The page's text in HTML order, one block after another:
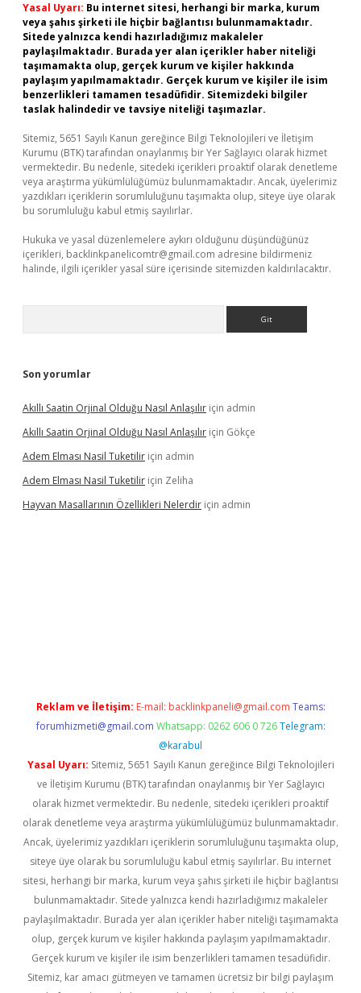
Yasal Uyarı: Bu internet sitesi, herhangi bir marka, kurum
veya şahıs şirketi ile hiçbir bağlantısı bulunmamaktadır.
Sitede yalnızca kendi hazırladığımız makaleler
paylaşılmaktadır. Burada yer alan içerikler haber niteliği
taşımamakta olup, gerçek kurum ve kişiler hakkında
paylaşım yapılmamaktadır. Gerçek kurum ve kişiler ile isim
benzerlikleri tamamen tesadüfidir. Sitemizdeki bilgiler
taslak halindedir ve tavsiye niteliği taşımazlar.
Sitemiz, 5651 Sayılı Kanun gereğince Bilgi Teknolojileri ve İletişim
Kurumu (BTK) tarafından onaylanmış bir Yer Sağlayıcı olarak hizmet
vermektedir. Bu nedenle, sitedeki içerikleri proaktif olarak denetleme
veya araştırma yükümlülüğümüz bulunmamaktadır. Ancak, üyelerimiz
yazdıkları içeriklerin sorumluluğunu taşımakta olup, siteye üye olarak
bu sorumluluğu kabul etmiş sayılırlar.
Hukuka ve yasal düzenlemelere aykırı olduğunu düşündüğünüz
içerikleri, backlinkpanelicomtr@gmail.com adresine bildirmeniz
halinde, ilgili içerikler yasal süre içerisinde sitemizden kaldırılacaktır.
Son yorumlar
Akıllı Saatin Orjinal Olduğu Nasıl Anlaşılır için admin
Akıllı Saatin Orjinal Olduğu Nasıl Anlaşılır için Gökçe
Adem Elması Nasil Tuketilir için admin
Adem Elması Nasil Tuketilir için Zeliha
Hayvan Masallarının Özellikleri Nelerdir için admin
Reklam ve İletişim: E-mail: backlinkpaneli@gmail.com Teams:
forumhizmeti@gmail.com Whatsapp: 0262 606 0 726 Telegram:
@karabul
Yasal Uyarı: Sitemiz, 5651 Sayılı Kanun gereğince Bilgi Teknolojileri
ve İletişim Kurumu (BTK) tarafından onaylanmış bir Yer Sağlayıcı
olarak hizmet vermektedir. Bu nedenle, sitedeki içerikleri proaktif
olarak denetleme veya araştırma yükümlülüğümüz bulunmamaktadır.
Ancak, üyelerimiz yazdıkları içeriklerin sorumluluğunu taşımakta olup,
siteye üye olarak bu sorumluluğu kabul etmiş sayılırlar. Bu internet
sitesi, herhangi bir marka, kurum veya şahıs şirketi ile hiçbir bağlantısı
bulunmamaktadır. Sitede yalnızca kendi hazırladığımız makaleler
paylaşılmaktadır. Burada yer alan içerikler haber niteliği taşımamakta
olup, gerçek kurum ve kişiler hakkında paylaşım yapılmamaktadır.
Gerçek kurum ve kişiler ile isim benzerlikleri tamamen tesadüfidir.
Sitemiz, kar amacı gütmeyen ve tamamen ücretsiz bir bilgi paylaşım